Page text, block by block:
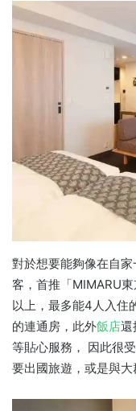
對於想要能夠像在自
客，首推「MIMARU
以上，最多能4人入住
的連通房，此外飯店還
等貼心服務， 因此很
要出國旅遊，或是與大